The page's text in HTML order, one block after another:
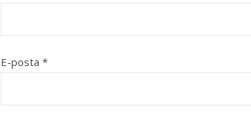
E-posta *